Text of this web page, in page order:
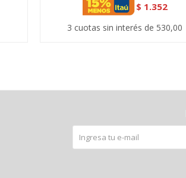
$ 1.352
3 cuotas sin interés de 530,00